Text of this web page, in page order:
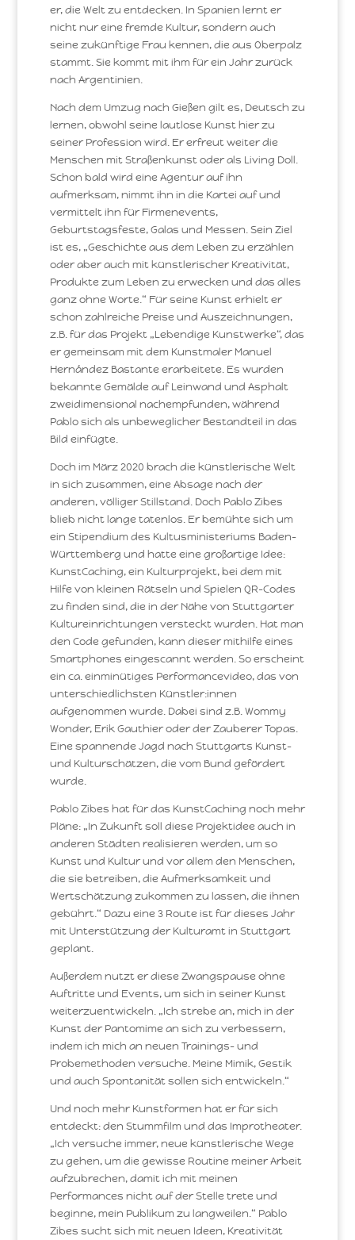
er, die Welt zu entdecken. In Spanien lernt er
nicht nur eine fremde Kultur, sondern auch
seine zukünftige Frau kennen, die aus Oberpalz
stammt. Sie kommt mit ihm für ein Jahr zurück
nach Argentinien.
Nach dem Umzug nach Gießen gilt es, Deutsch zu
lernen, obwohl seine lautlose Kunst hier zu
seiner Profession wird. Er erfreut weiter die
Menschen mit Straßenkunst oder als Living Doll.
Schon bald wird eine Agentur auf ihn
aufmerksam, nimmt ihn in die Kartei auf und
vermittelt ihn für Firmenevents,
Geburtstagsfeste, Galas und Messen. Sein Ziel
ist es, „Geschichte aus dem Leben zu erzählen
oder aber auch mit künstlerischer Kreativität,
Produkte zum Leben zu erwecken und das alles
ganz ohne Worte.“ Für seine Kunst erhielt er
schon zahlreiche Preise und Auszeichnungen,
z.B. für das Projekt „Lebendige Kunstwerke“, das
er gemeinsam mit dem Kunstmaler Manuel
Hernández Bastante erarbeitete. Es wurden
bekannte Gemälde auf Leinwand und Asphalt
zweidimensional nachempfunden, während
Pablo sich als unbeweglicher Bestandteil in das
Bild einfügte.
Doch im März 2020 brach die künstlerische Welt
in sich zusammen, eine Absage nach der
anderen, völliger Stillstand. Doch Pablo Zibes
blieb nicht lange tatenlos. Er bemühte sich um
ein Stipendium des Kultusministeriums Baden-
Württemberg und hatte eine großartige Idee:
KunstCaching, ein Kulturprojekt, bei dem mit
Hilfe von kleinen Rätseln und Spielen QR-Codes
zu finden sind, die in der Nähe von Stuttgarter
Kultureinrichtungen versteckt wurden. Hat man
den Code gefunden, kann dieser mithilfe eines
Smartphones eingescannt werden. So erscheint
ein ca. einminütiges Performancevideo, das von
unterschiedlichsten Künstler:innen
aufgenommen wurde. Dabei sind z.B. Wommy
Wonder, Erik Gauthier oder der Zauberer Topas.
Eine spannende Jagd nach Stuttgarts Kunst-
und Kulturschätzen, die vom Bund gefördert
wurde.
Pablo Zibes hat für das KunstCaching noch mehr
Pläne: „In Zukunft soll diese Projektidee auch in
anderen Städten realisieren werden, um so
Kunst und Kultur und vor allem den Menschen,
die sie betreiben, die Aufmerksamkeit und
Wertschätzung zukommen zu lassen, die ihnen
gebührt.“ Dazu eine 3 Route ist für dieses Jahr
mit Unterstützung der Kulturamt in Stuttgart
geplant.
Außerdem nutzt er diese Zwangspause ohne
Auftritte und Events, um sich in seiner Kunst
weiterzuentwickeln. „Ich strebe an, mich in der
Kunst der Pantomime an sich zu verbessern,
indem ich mich an neuen Trainings- und
Probemethoden versuche. Meine Mimik, Gestik
und auch Spontanität sollen sich entwickeln.“
Und noch mehr Kunstformen hat er für sich
entdeckt: den Stummfilm und das Improtheater.
„Ich versuche immer, neue künstlerische Wege
zu gehen, um die gewisse Routine meiner Arbeit
aufzubrechen, damit ich mit meinen
Performances nicht auf der Stelle trete und
beginne, mein Publikum zu langweilen.“ Pablo
Zibes sucht sich mit neuen Ideen, Kreativität